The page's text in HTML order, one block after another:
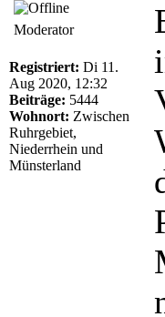
Moderator
Registriert: Di 11.
Aug 2020, 12:32
Beiträge: 5444
Wohnort: Zwischen
Ruhrgebiet,
Niederrhein und
Münsterland